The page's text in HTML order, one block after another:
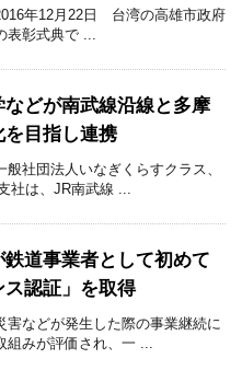
年12月22日 台湾の高雄市政府
表彰式典で ...
どが南武線沿線と多摩
目指し連携
社団法人いなぎくらすクラス、
社は、JR南武線 ...
道事業者として初めて
ス認証」を取得
害などが発生した際の事業継続に
組みが評価され、一 ...